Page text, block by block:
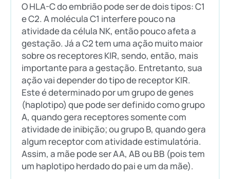
O HLA-C do embrião pode ser de dois tipos: C1
e C2. A molécula C1 interfere pouco na
atividade da célula NK, então pouco afeta a
gestação. Já a C2 tem uma ação muito maior
sobre os receptores KIR, sendo, então, mais
importante para a gestação. Entretanto, sua
ação vai depender do tipo de receptor KIR.
Este é determinado por um grupo de genes
(haplotipo) que pode ser definido como grupo
A, quando gera receptores somente com
atividade de inibição; ou grupo B, quando gera
algum receptor com atividade estimulatória.
Assim, a mãe pode ser AA, AB ou BB (pois tem
um haplotipo herdado do pai e um da mãe).